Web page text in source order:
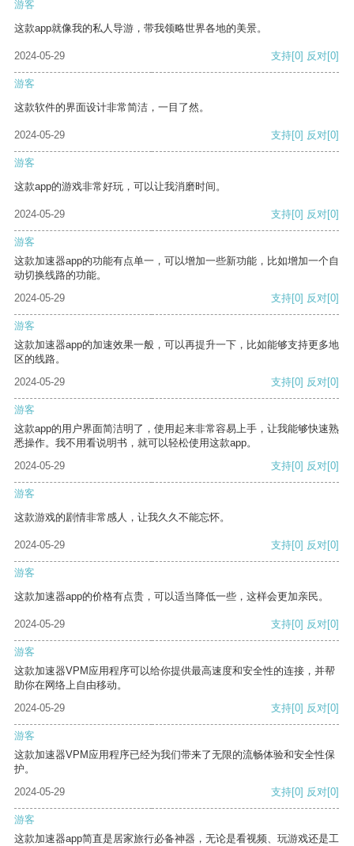
游客
这款app就像我的私人导游，带我领略世界各地的美景。
2024-05-29 支持[0] 反对[0]
游客
这款软件的界面设计非常简洁，一目了然。
2024-05-29 支持[0] 反对[0]
游客
这款app的游戏非常好玩，可以让我消磨时间。
2024-05-29 支持[0] 反对[0]
游客
这款加速器app的功能有点单一，可以增加一些新功能，比如增加一个自
动切换线路的功能。
2024-05-29
支持[0] 反对[0]
游客
这款加速器app的加速效果一般，可以再提升一下，比如能够支持更多地
区的线路。
2024-05-29
支持[0] 反对[0]
游客
这款app的用户界面简洁明了，使用起来非常容易上手，让我能够快速熟
悉操作。我不用看说明书，就可以轻松使用这款app。
2024-05-29
支持[0] 反对[0]
游客
这款游戏的剧情非常感人，让我久久不能忘怀。
2024-05-29 支持[0] 反对[0]
游客
这款加速器app的价格有点贵，可以适当降低一些，这样会更加亲民。
2024-05-29 支持[0] 反对[0]
游客
这款加速器VPM应用程序可以给你提供最高速度和安全性的连接，并帮
助你在网络上自由移动。
2024-05-29
支持[0] 反对[0]
游客
这款加速器VPM应用程序已经为我们带来了无限的流畅体验和安全性保
护。
2024-05-29
支持[0] 反对[0]
游客
这款加速器app简直是居家旅行必备神器，无论是看视频、玩游戏还是工